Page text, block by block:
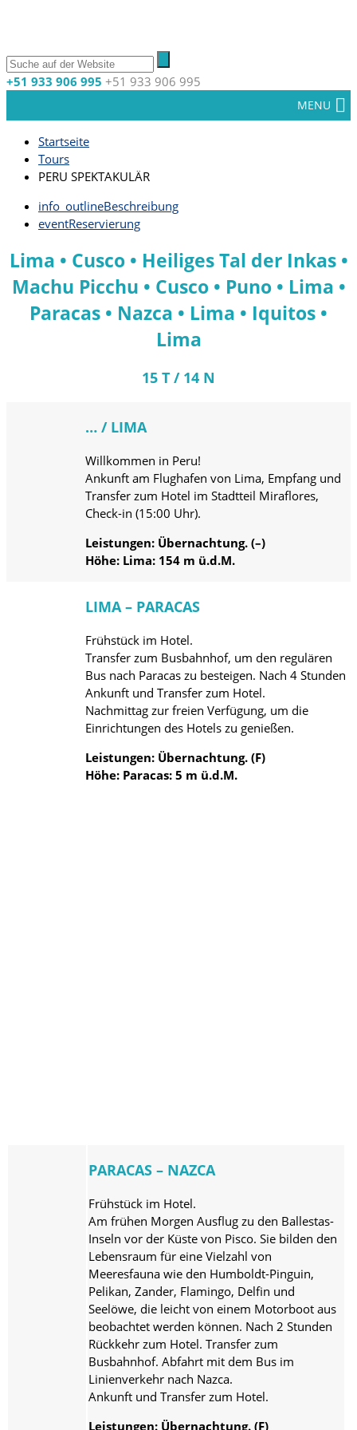
+51 933 906 995 +51 933 906 995
MENU
Startseite
Tours
PERU SPEKTAKULÄR
info_outlineBeschreibung
eventReservierung
Lima • Cusco • Heiliges Tal der Inkas •
Machu Picchu • Cusco • Puno • Lima •
Paracas • Nazca • Lima • Iquitos •
Lima
15 T / 14 N
… / LIMA
Willkommen in Peru!
Ankunft am Flughafen von Lima, Empfang und
Transfer zum Hotel im Stadtteil Miraflores,
Check-in (15:00 Uhr).
Leistungen: Übernachtung. (–)
Höhe: Lima: 154 m ü.d.M.
LIMA – PARACAS
Frühstück im Hotel.
Transfer zum Busbahnhof, um den regulären
Bus nach Paracas zu besteigen. Nach 4 Stunden
Ankunft und Transfer zum Hotel.
Nachmittag zur freien Verfügung, um die
Einrichtungen des Hotels zu genießen.
Leistungen: Übernachtung. (F)
Höhe: Paracas: 5 m ü.d.M.
PARACAS – NAZCA
Frühstück im Hotel.
Am frühen Morgen Ausflug zu den Ballestas-
Inseln vor der Küste von Pisco. Sie bilden den
Lebensraum für eine Vielzahl von
Meeresfauna wie den Humboldt-Pinguin,
Pelikan, Zander, Flamingo, Delfin und
Seelöwe, die leicht von einem Motorboot aus
beobachtet werden können. Nach 2 Stunden
Rückkehr zum Hotel. Transfer zum
Busbahnhof. Abfahrt mit dem Bus im
Linienverkehr nach Nazca.
Ankunft und Transfer zum Hotel.
Leistungen: Übernachtung. (F)